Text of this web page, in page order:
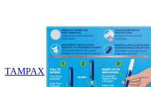
TAMPAX